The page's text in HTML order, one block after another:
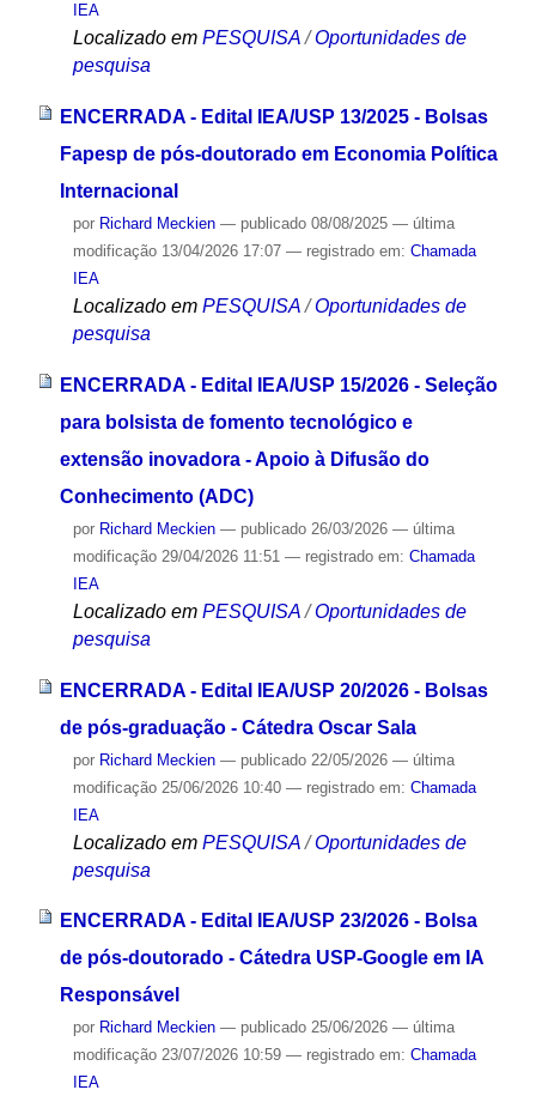
IEA
Localizado em PESQUISA /Oportunidades de
pesquisa
ENCERRADA - Edital IEA/USP 13/2025 - Bolsas
Fapesp de pós-doutorado em Economia Política
Internacional
por Richard Meckien — publicado08/08/2025 — última
modificação13/04/2026 17:07 — registrado em: Chamada
IEA
Localizado em PESQUISA /Oportunidades de
pesquisa
ENCERRADA - Edital IEA/USP 15/2026 - Seleção
para bolsista de fomento tecnológico e
extensão inovadora - Apoio à Difusão do
Conhecimento (ADC)
por Richard Meckien — publicado26/03/2026 — última
modificação29/04/2026 11:51 — registrado em: Chamada
IEA
Localizado em PESQUISA /Oportunidades de
pesquisa
ENCERRADA - Edital IEA/USP 20/2026 - Bolsas
de pós-graduação - Cátedra Oscar Sala
por Richard Meckien — publicado22/05/2026 — última
modificação25/06/2026 10:40 — registrado em: Chamada
IEA
Localizado em PESQUISA /Oportunidades de
pesquisa
ENCERRADA - Edital IEA/USP 23/2026 - Bolsa
de pós-doutorado - Cátedra USP-Google em IA
Responsável
por Richard Meckien — publicado25/06/2026 — última
modificação23/07/2026 10:59 — registrado em: Chamada
IEA